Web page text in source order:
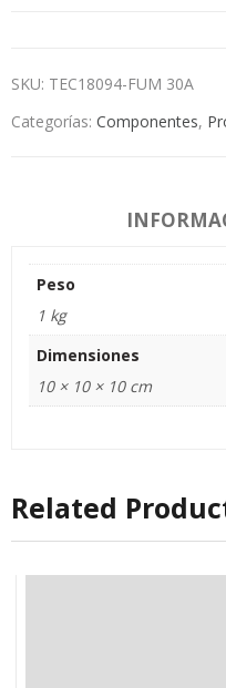
SKU: TEC18094-FUM 30A
Categorías: Componentes,
Peso
1 kg
Dimensiones
10 × 10 × 10 cm
Related